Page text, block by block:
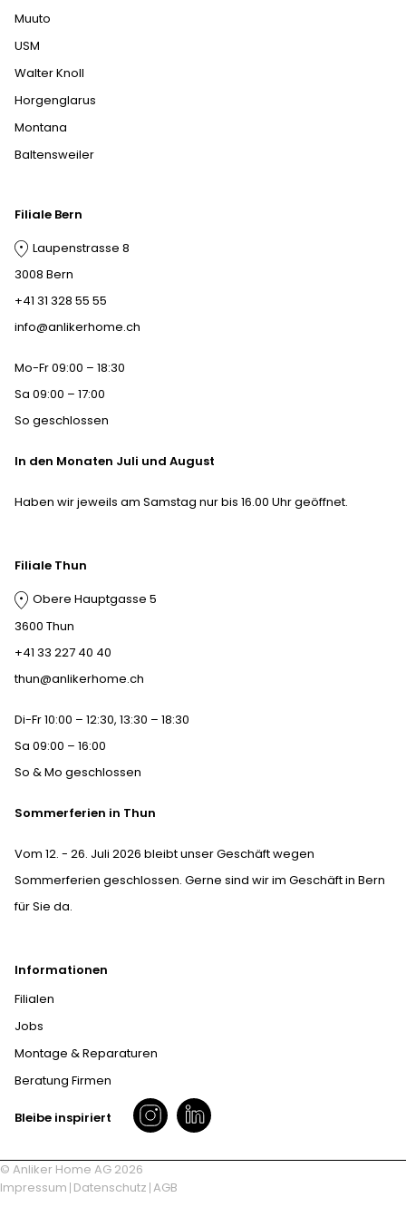
Muuto
USM
Walter Knoll
Horgenglarus
Montana
Baltensweiler
Informationen
Filialen
Jobs
Montage & Reparaturen
Beratung Firmen
Filiale Bern
Laupenstrasse 8
3008 Bern
+41 31 328 55 55
info@anlikerhome.ch
Mo-Fr 09:00 – 18:30
Sa 09:00 – 17:00
So geschlossen
In den Monaten Juli und August
Haben wir jeweils am Samstag nur bis 16.00 Uhr geöffnet.
Filiale Thun
Obere Hauptgasse 5
3600 Thun
+41 33 227 40 40
thun@anlikerhome.ch
Di-Fr 10:00 – 12:30, 13:30 – 18:30
Sa 09:00 – 16:00
So & Mo geschlossen
Sommerferien in Thun
Vom 12. - 26. Juli 2026 bleibt unser Geschäft wegen
Sommerferien geschlossen. Gerne sind wir im Geschäft in Bern
für Sie da.
Bleibe inspiriert
© Anliker Home AG 2026
Impressum Datenschutz AGB